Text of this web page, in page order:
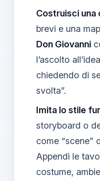
Costruisci una
brevi e una
Don Giovanni
l’ascolto
chiedendo di
svolta”.
Imita lo stile
storyboard o
come “scene”
Appendi le
costume,